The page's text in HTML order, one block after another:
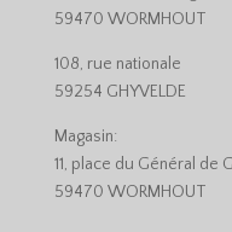
59470 WORMHOUT
108, rue nationale
59254 GHYVELDE
Magasin:
11, place du Général de
59470 WORMHOUT